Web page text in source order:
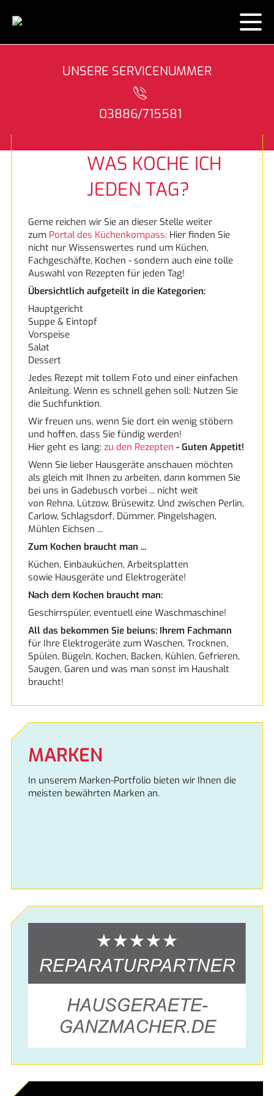
Lieferung und Aufbau
Das Liefermobil
TOP LIEFERSERVICE
ENERGIE SPAREN!
SOLARIEN SERVICE
REZEPTE
MARKEN
AEG
AKP
BLANCO
Bosch
Bosch
Constructa
Franke
Liebherr
Miele
Miele
Naber
Neff
NEFF Collection
NEFF excellent®
Siemens
UNSERE SERVICENUMMER
03886/715581
WAS KOCHE ICH
JEDEN TAG?
Gerne reichen wir Sie an dieser Stelle weiter
zum Portal des Küchenkompass: Hier finden Sie
nicht nur Wissenswertes rund um Küchen,
Fachgeschäfte, Kochen - sondern auch eine tolle
Auswahl von Rezepten für jeden Tag!
Übersichtlich aufgeteilt in die Kategorien:
Hauptgericht
Suppe & Eintopf
Vorspeise
Salat
Dessert
Jedes Rezept mit tollem Foto und einer einfachen
Anleitung. Wenn es schnell gehen soll: Nutzen Sie
die Suchfunktion.
Wir freuen uns, wenn Sie dort ein wenig stöbern
und hoffen, dass Sie fündig werden!
Hier geht es lang: zu den Rezepten - Guten Appetit!
Wenn Sie lieber Hausgeräte anschauen möchten
als gleich mit Ihnen zu arbeiten, dann kommen Sie
bei uns in Gadebusch vorbei ... nicht weit
von Rehna, Lützow, Brüsewitz. Und zwischen Perlin,
Carlow, Schlagsdorf, Dümmer, Pingelshagen,
Mühlen Eichsen ...
Zum Kochen braucht man ...
Küchen, Einbauküchen, Arbeitsplatten
sowie Hausgeräte und Elektrogeräte!
Nach dem Kochen braucht man:
Geschirrspüler, eventuell eine Waschmaschine!
All das bekommen Sie beiuns: Ihrem Fachmann
für Ihre Elektrogeräte zum Waschen, Trocknen,
Spülen, Bügeln, Kochen, Backen, Kühlen, Gefrieren,
Saugen, Garen und was man sonst im Haushalt
braucht!
MARKEN
In unserem Marken-Portfolio bieten wir Ihnen die
meisten bewährten Marken an.